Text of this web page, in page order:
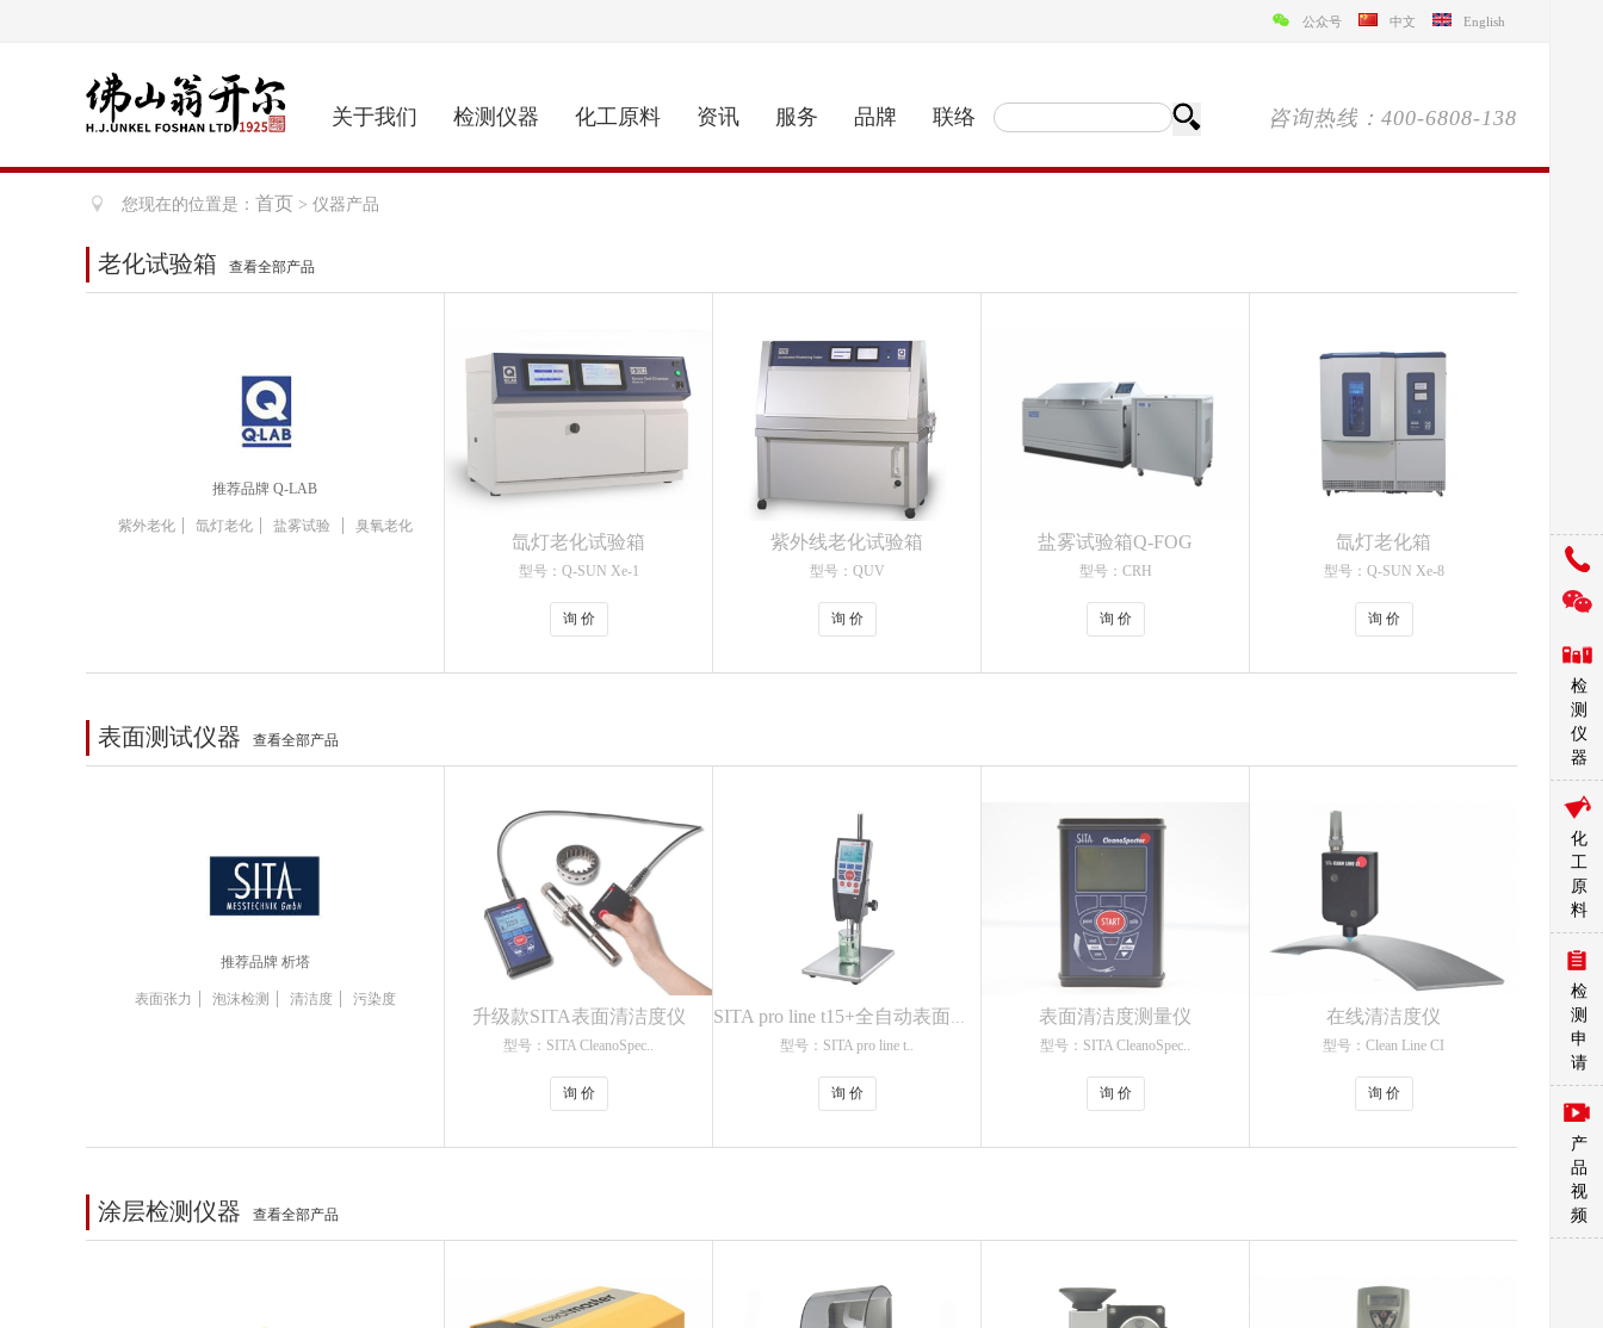
公众号 中文 English
关于我们 检测仪器 化工原料 资讯 服务 品牌 联络 咨询热线：400-6808-138
您现在的位置是： 首页 > 仪器产品
老化试验箱 查看全部产品
推荐品牌 Q-LAB
紫外老化 | 氙灯老化 | 盐雾试验 | 臭氧老化
氙灯老化试验箱
型号：Q-SUN Xe-1
询 价
紫外线老化试验箱
型号：QUV
询 价
盐雾试验箱Q-FOG
型号：CRH
询 价
氙灯老化箱
型号：Q-SUN Xe-8
询 价
表面测试仪器 查看全部产品
推荐品牌 析塔
表面张力 | 泡沫检测 | 清洁度 | 污染度
升级款SITA表面清洁度仪
型号：SITA CleanoSpec..
询 价
型号：SITA pro line t..
询 价
表面清洁度测量仪
型号：SITA CleanoSpec..
询 价
在线清洁度仪
型号：Clean Line CI
询 价
涂层检测仪器 查看全部产品
检
测
仪
器
化
工
原
料
检
测
申
请
产
品
视
频